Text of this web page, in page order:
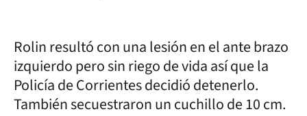
Rolin resultó con una lesión en el ante brazo
izquierdo pero sin riego de vida así que la
Policía de Corrientes decidió detenerlo.
También secuestraron un cuchillo de 10 cm.